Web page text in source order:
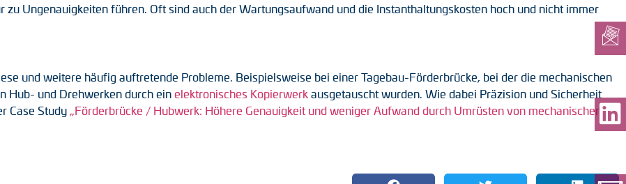
zu Ungenauigkeiten führen. Oft sind auch der Wartungsaufwand und die Instanthaltungskosten hoch und nicht immer
und weitere häufig auftretende Probleme. Beispielsweise bei einer Tagebau-Förderbrücke, bei der die mechanischen
Hub- und Drehwerken durch ein elektronisches Kopierwerk ausgetauscht wurden. Wie dabei Präzision und Sicherheit
Case Study
„Förderbrücke / Hubwerk: Höhere Genauigkeit und weniger Aufwand durch Umrüsten von mechanischen